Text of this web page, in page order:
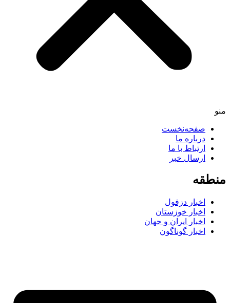
منو
صفحه‌نخست
درباره ما
ارتباط با ما
ارسال خبر
منطقه
اخبار دزفول
اخبار خوزستان
اخبار ایران و جهان
اخبار گوناگون